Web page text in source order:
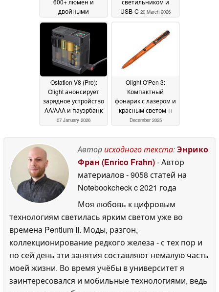
600+ люмен и
двойными
для EDC11 April 2026
светильником и
USB-C 20 March 2026
Ostation V8 (Pro):
Olight анонсирует
зарядное устройство
AA/AAA и пауэрбанк
07 January 2026
Olight O'Pen 3:
Компактный
фонарик с лазером и
красным светом 11
December 2025
Авторисходного текста:Энрико
Фран (Enrico Frahn)- Автор
материалов- 9058 статей на
Notebookcheckc 2021 года
Моя любовь к цифровым
технологиям светилась ярким светом уже во
времена Pentium II. Моды, разгон,
коллекционирование редкого железа - с тех пор и
по сей день эти занятия составляют немалую часть
моей жизни. Во время учёбы в университет я
заинтересовался и мобильные технологиями, ведь